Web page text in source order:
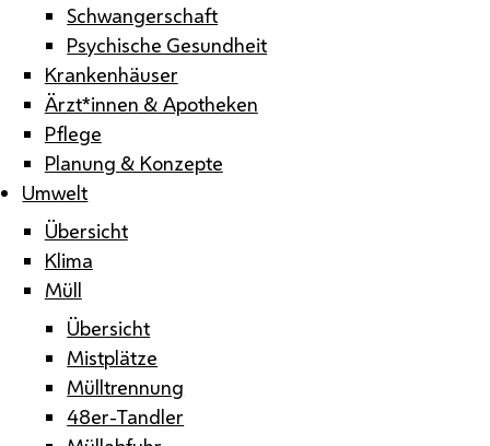
Schwangerschaft
Psychische Gesundheit
Krankenhäuser
Ärzt*innen & Apotheken
Pflege
Planung & Konzepte
Umwelt
Übersicht
Klima
Müll
Übersicht
Mistplätze
Mülltrennung
48er-Tandler